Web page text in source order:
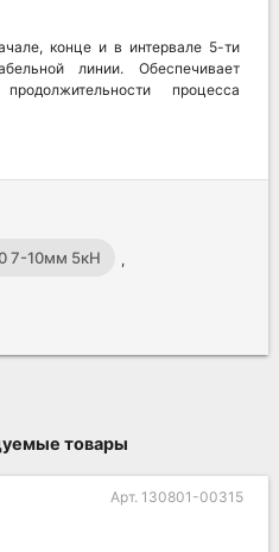
конце и в интервале 5-ти
линии. Обеспечивает
процесса
7-10мм 5кН ,
товары
Арт. 130801-00315